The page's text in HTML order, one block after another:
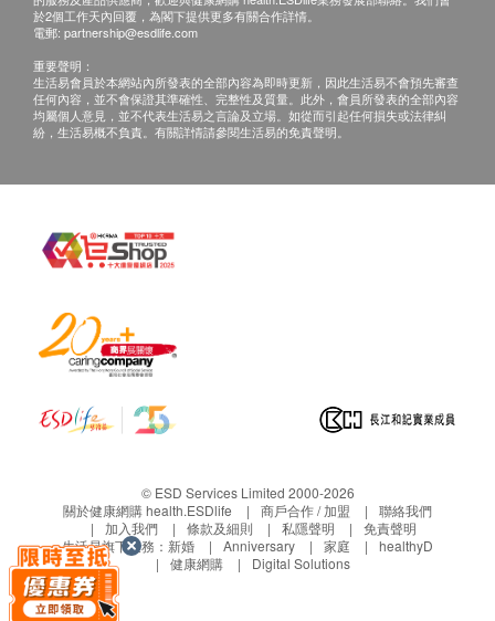
另外收取$230解析報告費。
客戶若體檢後3個月內不提取報告，所有報告一律
作銷毀處理及不會存底，客戶如需額外索取報告複
印本
(體檢後3個月內)，將收取$150行政費。
所有身體檢查並非作為醫務診斷或治療用途,如需
如有爭議，健康網購health.ESDlife 及 童珀醫療
保留最後決定權。
免責聲明：
所有健康檢查/服務並非作為醫務診斷或治療用
諮詢有認可資格的醫生，作出診斷及治療。
有關此服務/產品的錯漏或延誤，或因使用此服務/
產品而引致的損失、損害、受傷或法律訴訟，健康
網購health.ESDlife概不負責。一切有關的索償或
查詢，須向提供服務之體檢中心或商戶提出。
於2個工作天內回覆，為閣下提供更多有關合作詳情。
電郵: partnership@esdlife.com
重要聲明：
生活易會員於本網站內所發表的全部內容為即時更新，因此生活易不會預先審查
任何內容，並不會保證其準確性、完整性及質量。此外，會員所發表的全部內容
均屬個人意見，並不代表生活易之言論及立場。如從而引起任何損失或法律糾
紛，生活易概不負責。有關詳情請參閱生活易的免責聲明。
© ESD Services Limited 2000-2026
關於健康網購 health.ESDlife
商戶合作 / 加盟
聯絡我們
加入我們
條款及細則 私隱聲明
免責聲明
生活易旗下業務： 新婚 Anniversary 家庭
healthyD
健康網購
Digital Solutions